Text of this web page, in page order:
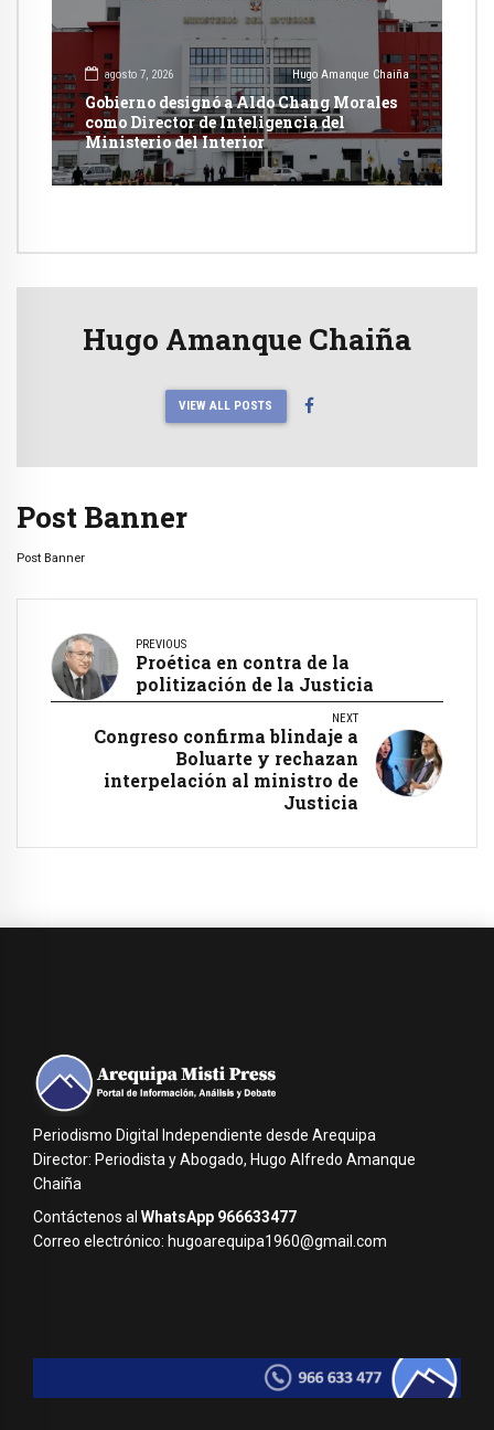
agosto 7, 2026 Hugo Amanque Chaiña
Gobierno designó a Aldo Chang Morales
como Director de Inteligencia del
Ministerio del Interior
Hugo Amanque Chaiña
VIEW ALL POSTS
Post Banner
Post Banner
PREVIOUS
Proética en contra de la
politización de la Justicia
NEXT
Congreso confirma blindaje a
Boluarte y rechazan
interpelación al ministro de
Justicia
Periodismo Digital Independiente desde Arequipa
Director: Periodista y Abogado, Hugo Alfredo Amanque
Chaiña
Contáctenos al WhatsApp 966633477
Correo electrónico: hugoarequipa1960@gmail.com